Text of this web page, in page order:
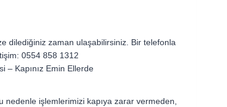
dilediğiniz zaman ulaşabilirsiniz. Bir telefonla
0554 858 1312
– Kapınız Emin Ellerde
işlemlerimizi kapıya zarar vermeden,